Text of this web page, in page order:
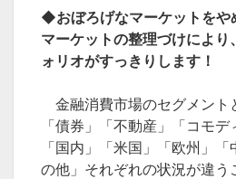
◆おぼろげなマーケットをや
マーケットの整理づけにより
ォリオがすっきりします！
金融消費市場のセグメント
「債券」「不動産」「コモデ
「国内」「米国」「欧州」
の他」それぞれの状況が違う